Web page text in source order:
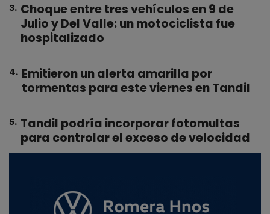
3. Choque entre tres vehículos en 9 de
Julio y Del Valle: un motociclista fue
hospitalizado
4. Emitieron un alerta amarilla por
tormentas para este viernes en Tandil
5. Tandil podría incorporar fotomultas
para controlar el exceso de velocidad